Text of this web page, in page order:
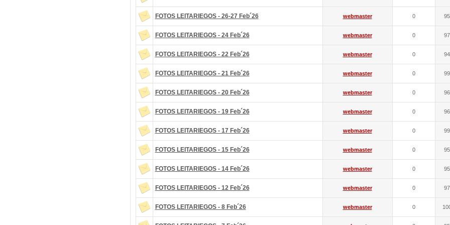
FOTOS LEITARIEGOS - 26-27 Feb´26 webmaster 0
FOTOS LEITARIEGOS - 24 Feb´26 webmaster 0
FOTOS LEITARIEGOS - 22 Feb´26 webmaster 0
FOTOS LEITARIEGOS - 21 Feb´26 webmaster 0
FOTOS LEITARIEGOS - 20 Feb´26 webmaster 0
FOTOS LEITARIEGOS - 19 Feb´26 webmaster 0
FOTOS LEITARIEGOS - 17 Feb´26 webmaster 0
FOTOS LEITARIEGOS - 15 Feb´26 webmaster 0
FOTOS LEITARIEGOS - 14 Feb´26 webmaster 0
FOTOS LEITARIEGOS - 12 Feb´26 webmaster 0
FOTOS LEITARIEGOS - 8 Feb´26 webmaster 0